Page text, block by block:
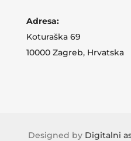
Adresa:
Koturaška 69
10000 Zagreb, Hrvatska
Designed by Digitalni